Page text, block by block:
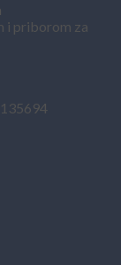
i priborom za